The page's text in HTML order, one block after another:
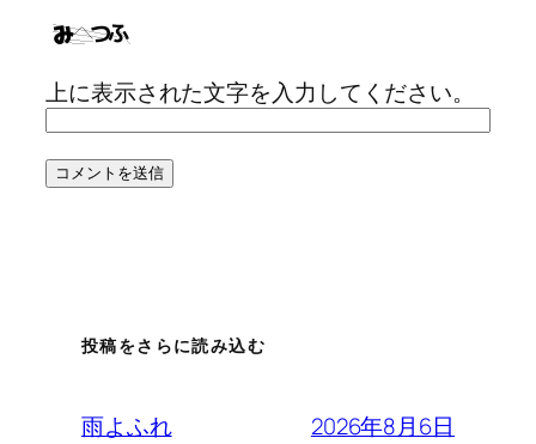
上に表示された文字を入力してください。
投稿をさらに読み込む
雨よふれ 2026年8月6日